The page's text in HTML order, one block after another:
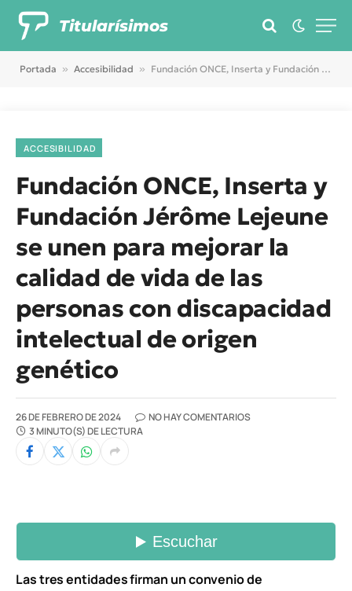
Titularísimos
Portada » Accesibilidad » Fundación ONCE, Inserta y Fundación Jérôme Lejeune se unen para mejorar la calidad de vida de las personas con discapacidad intelectual de origen genético
ACCESIBILIDAD
Fundación ONCE, Inserta y
Fundación Jérôme Lejeune
se unen para mejorar la
calidad de vida de las
personas con discapacidad
intelectual de origen
genético
26 DE FEBRERO DE 2024
NO HAY COMENTARIOS
3 MINUTO(S) DE LECTURA
Las tres entidades firman un convenio de